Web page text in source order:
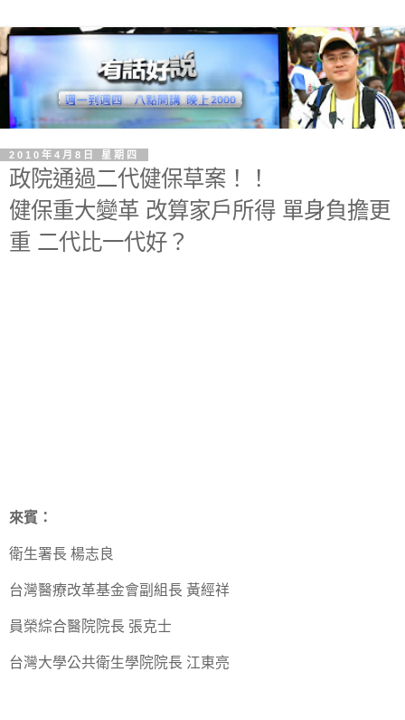
2010年4月8日 星期四
政院通過二代健保草案！！
健保重大變革 改算家戶所得 單身負擔更
重 二代比一代好？
來賓：
衛生署長 楊志良
台灣醫療改革基金會副組長 黃經祥
員榮綜合醫院院長 張克士
台灣大學公共衛生學院院長 江東亮